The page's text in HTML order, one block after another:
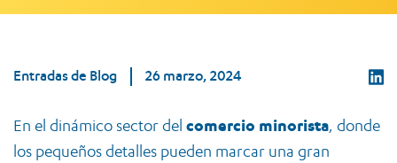
Entradas de Blog 26 marzo, 2024
En el dinámico sector del comercio minorista, donde
los pequeños detalles pueden marcar una gran